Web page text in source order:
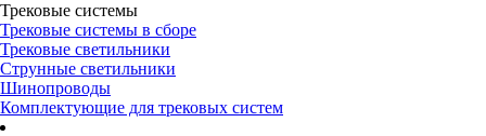
Трековые системы
Трековые системы в сборе
Трековые светильники
Струнные светильники
Шинопроводы
Комплектующие для трековых систем